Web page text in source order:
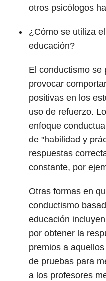
otros psicólogos
¿Cómo se utiliza
educación?
El conductismo se
provocar
positivas en los
uso de refuerzo.
enfoque
de "habilidad y
respuestas
constante, por
Otras formas en
conductismo
educación
por obtener la
premios a
de pruebas para
a los profesores